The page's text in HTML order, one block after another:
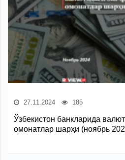
27.11.2024 185
Ўзбекистон банкларида
омонатлар шарҳи (ноябрь